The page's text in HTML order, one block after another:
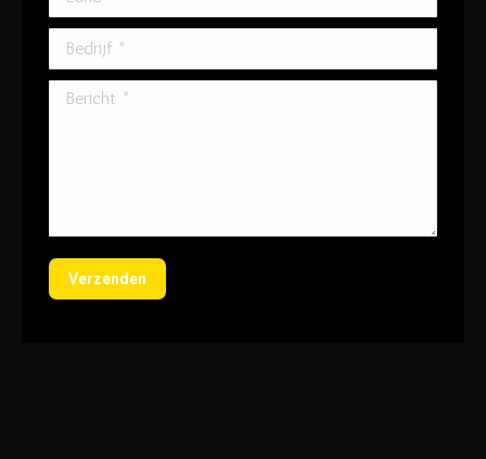
Bedrijf *
Bericht *
Verzenden